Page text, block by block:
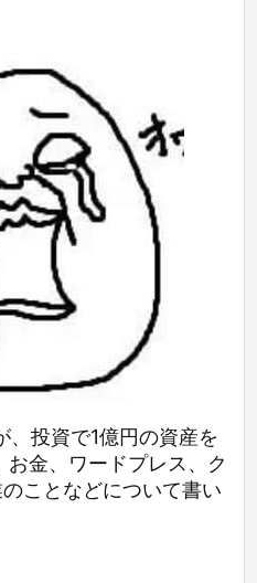
、投資で1億円の資産を
金、ワードプレス、ク
ことなどについて書い